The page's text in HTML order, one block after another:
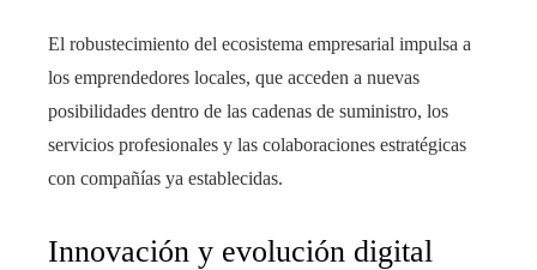
El robustecimiento del ecosistema empresarial impulsa a
los emprendedores locales, que acceden a nuevas
posibilidades dentro de las cadenas de suministro, los
servicios profesionales y las colaboraciones estratégicas
con compañías ya establecidas.
Innovación y evolución digital